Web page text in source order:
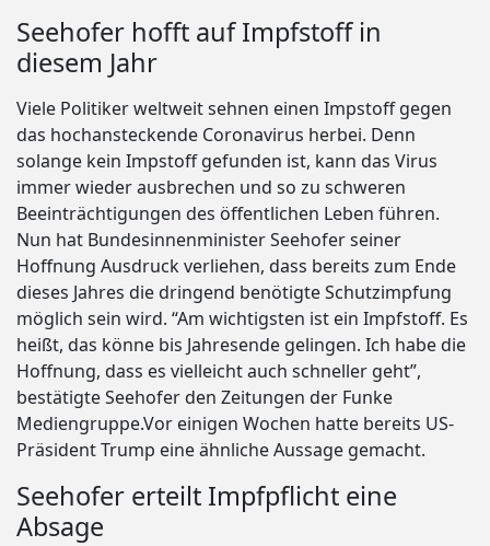
Seehofer hofft auf Impfstoff in
diesem Jahr
Viele Politiker weltweit sehnen einen Impstoff gegen
das hochansteckende Coronavirus herbei. Denn
solange kein Impstoff gefunden ist, kann das Virus
immer wieder ausbrechen und so zu schweren
Beeinträchtigungen des öffentlichen Leben führen.
Nun hat Bundesinnenminister Seehofer seiner
Hoffnung Ausdruck verliehen, dass bereits zum Ende
dieses Jahres die dringend benötigte Schutzimpfung
möglich sein wird. “Am wichtigsten ist ein Impfstoff. Es
heißt, das könne bis Jahresende gelingen. Ich habe die
Hoffnung, dass es vielleicht auch schneller geht”,
bestätigte Seehofer den Zeitungen der Funke
Mediengruppe.Vor einigen Wochen hatte bereits US-
Präsident Trump eine ähnliche Aussage gemacht.
Seehofer erteilt Impfpflicht eine
Absage